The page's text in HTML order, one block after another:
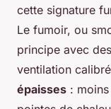
cette signature
Le fumoir, ou
principe avec
ventilation
épaisses :